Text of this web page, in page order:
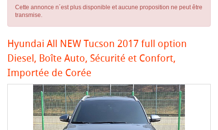
Cette annonce n´est plus disponible et aucune proposition ne peut être
transmise.
Hyundai All NEW Tucson 2017 full option
Diesel, Boîte Auto, Sécurité et Confort,
Importée de Corée